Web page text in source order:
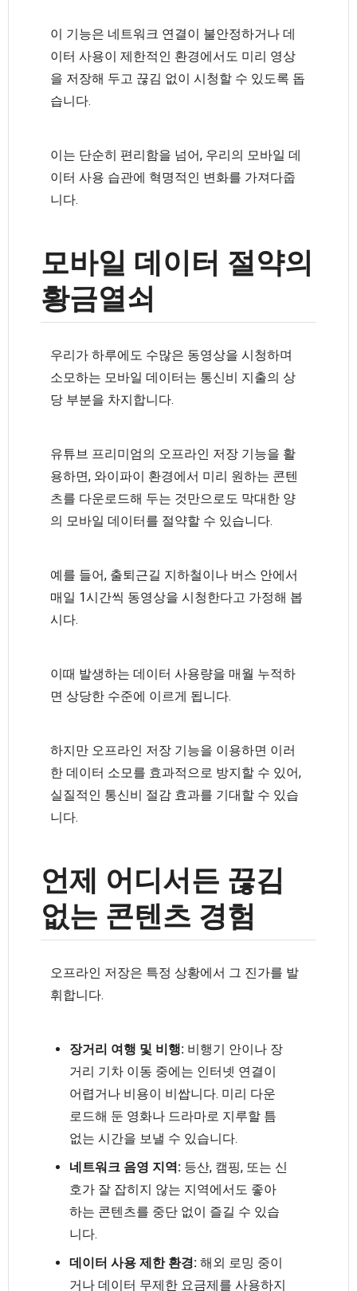
이 기능은 네트워크 연결이 불안정하거나 데
이터 사용이 제한적인 환경에서도 미리 영상
을 저장해 두고 끊김 없이 시청할 수 있도록 돕
습니다.
이는 단순히 편리함을 넘어, 우리의 모바일 데
이터 사용 습관에 혁명적인 변화를 가져다줍
니다.
모바일 데이터 절약의
황금열쇠
우리가 하루에도 수많은 동영상을 시청하며
소모하는 모바일 데이터는 통신비 지출의 상
당 부분을 차지합니다.
유튜브 프리미엄의 오프라인 저장 기능을 활
용하면, 와이파이 환경에서 미리 원하는 콘텐
츠를 다운로드해 두는 것만으로도 막대한 양
의 모바일 데이터를 절약할 수 있습니다.
예를 들어, 출퇴근길 지하철이나 버스 안에서
매일 1시간씩 동영상을 시청한다고 가정해 봅
시다.
이때 발생하는 데이터 사용량을 매월 누적하
면 상당한 수준에 이르게 됩니다.
하지만 오프라인 저장 기능을 이용하면 이러
한 데이터 소모를 효과적으로 방지할 수 있어,
실질적인 통신비 절감 효과를 기대할 수 있습
니다.
언제 어디서든 끊김
없는 콘텐츠 경험
오프라인 저장은 특정 상황에서 그 진가를 발
휘합니다.
장거리 여행 및 비행: 비행기 안이나 장
거리 기차 이동 중에는 인터넷 연결이
어렵거나 비용이 비쌉니다. 미리 다운
로드해 둔 영화나 드라마로 지루할 틈
없는 시간을 보낼 수 있습니다.
네트워크 음영 지역: 등산, 캠핑, 또는 신
호가 잘 잡히지 않는 지역에서도 좋아
하는 콘텐츠를 중단 없이 즐길 수 있습
니다.
데이터 사용 제한 환경: 해외 로밍 중이
거나 데이터 무제한 요금제를 사용하지